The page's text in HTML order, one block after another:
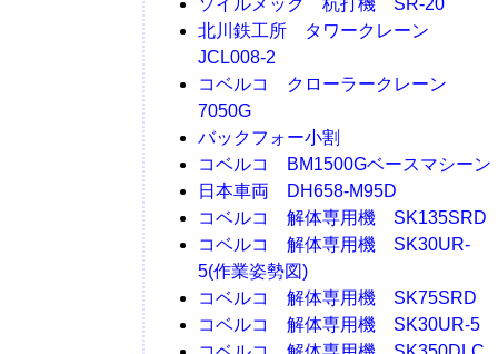
ソイルメック 杭打機 SR-20
北川鉄工所 タワークレーン
JCL008-2
コベルコ クローラークレーン
7050G
バックフォー小割
コベルコ BM1500Gベースマシーン
日本車両 DH658-M95D
コベルコ 解体専用機 SK135SRD
コベルコ 解体専用機 SK30UR-
5(作業姿勢図)
コベルコ 解体専用機 SK75SRD
コベルコ 解体専用機 SK30UR-5